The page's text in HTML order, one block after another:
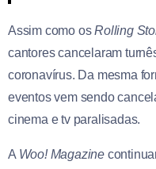
Assim como osRolling
cantores cancelaram
coronavírus. Da mesma
eventos vem sendo
cinema e tv paralisadas.
A Woo! Magazine